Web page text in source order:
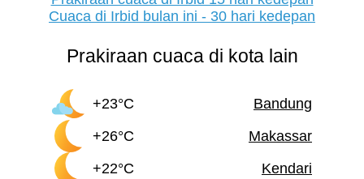
Cuaca di Irbid bulan ini - 30 hari kedepan
Prakiraan cuaca di kota lain
+23°C
Bandung
+26°C
Makassar
+22°C
Kendari